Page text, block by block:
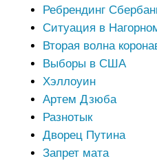
Ребрендинг
Ситуация в
Вторая волна
Выборы в США
Хэллоуин
Артем Дзюба
Разнотык
Дворец Путина
Запрет мата